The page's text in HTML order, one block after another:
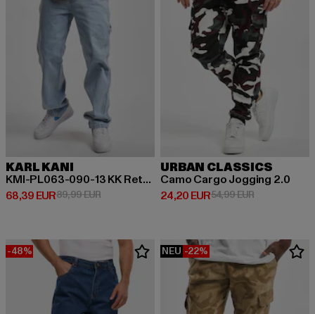
KARL KANI
KMI-PL063-090-13 KK Retro Baggy Workwear Denim
68,39 EUR
Derzeitiger Preis: 68,39 EUR
89,99 EURAktionspreis: 89,99 EUR
URBAN CLASSICS
Camo Cargo Jogging 2.0
24,20 EUR
Derzeitiger Preis: 24,20 EUR
54,99 EURAktionspreis:
-48% NEU -22%